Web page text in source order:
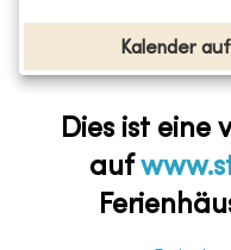
Kalender
Dies ist eine
auf